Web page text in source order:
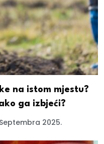
na istom mjestu?
ga izbjeći?
Septembra 2025.